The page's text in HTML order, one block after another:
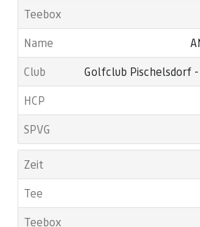
Golfclub Pischelsdorf